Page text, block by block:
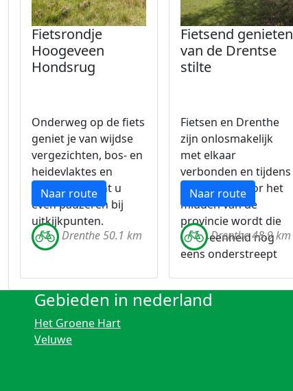
Fietsrondje
Hoogeveen
Hondsrug
Onderweg op de fiets
geniet je van wijdse
vergezichten, bos- en
heidevlaktes en
onderweg kunt u
even pauzeren bij
uitkijkpunten.
Naar route
Drenthe 50.1 km
Fietsend genieten
van de Drentse
stilte
Fietsen en Drenthe
zijn onlosmakelijk
met elkaar
verbonden en tijdens
deze tocht door het
midden van de
provincie wordt die
twee-eenheid nog
eens onderstreept
Naar route
Drenthe 48.9 km
Gebieden in nederland
Het Groene Hart
Veluwe